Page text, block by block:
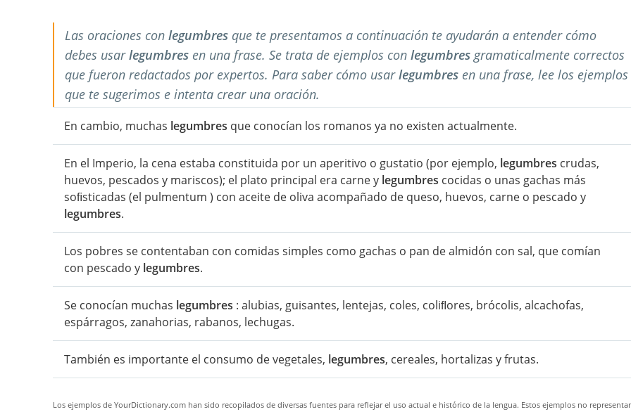
Las oraciones con legumbres que te presentamos a continuación te ayudarán a entender cómo
debes usarlegumbres en una frase. Se trata de ejemplos con legumbresgramaticalmente correctos
que fueron redactados por expertos. Para saber cómo usarlegumbres en una frase, lee los ejemplos
que te sugerimos e intenta crear una oración.
En cambio, muchas legumbres que conocían los romanos ya no existen actualmente.
En el Imperio, la cena estaba constituida por un aperitivo o gustatio (por ejemplo, legumbres crudas,
huevos, pescados y mariscos); el plato principal era carne y legumbres cocidas o unas gachas más
soﬁsticadas (el pulmentum ) con aceite de oliva acompañado de queso, huevos, carne o pescado y
legumbres.
Los pobres se contentaban con comidas simples como gachas o pan de almidón con sal, que comían
con pescado y legumbres.
Se conocían muchas legumbres : alubias, guisantes, lentejas, coles, coliﬂores, brócolis, alcachofas,
espárragos, zanahorias, rabanos, lechugas.
También es importante el consumo de vegetales, legumbres, cereales, hortalizas y frutas.
Los ejemplos de YourDictionary.com han sido recopilados de diversas fuentes para reflejar el uso actual e histórico de la lengua. Estos ejemplos no